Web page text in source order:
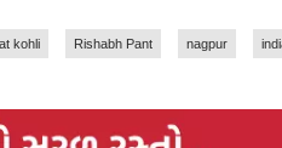
kohli Rishabh Pant nagpur